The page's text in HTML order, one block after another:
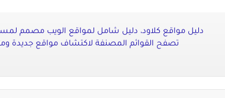
دليل مواقع كلاود، دليل شامل لمواقع الويب مصمم
تصفح القوائم المصنفة لاكتشاف مواقع جديدة